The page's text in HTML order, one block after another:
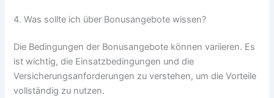
4. Was sollte ich über Bonusangebote wissen?
Die Bedingungen der Bonusangebote können variieren. Es
ist wichtig, die Einsatzbedingungen und die
Versicherungsanforderungen zu verstehen, um die Vorteile
vollständig zu nutzen.